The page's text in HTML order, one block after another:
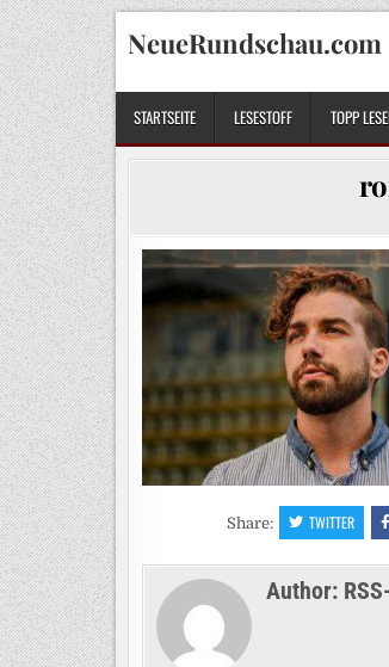
Skip
to
content
NeueRundschau.com
STARTSEITE LESESTOFF TOPP
Share: TWITTER
Author: